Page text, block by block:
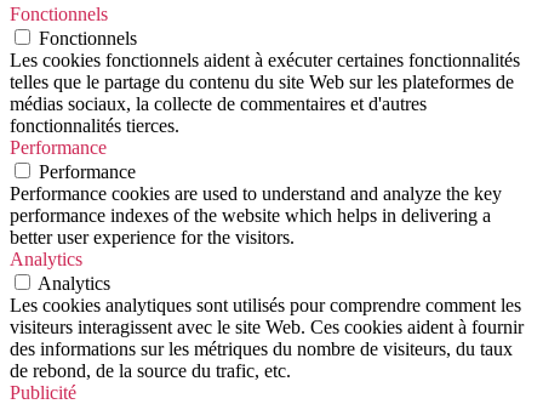
Fonctionnels
Fonctionnels
Les cookies fonctionnels aident à exécuter certaines fonctionnalités
telles que le partage du contenu du site Web sur les plateformes de
médias sociaux, la collecte de commentaires et d'autres
fonctionnalités tierces.
Performance
Performance
Performance cookies are used to understand and analyze the key
performance indexes of the website which helps in delivering a
better user experience for the visitors.
Analytics
Analytics
Les cookies analytiques sont utilisés pour comprendre comment les
visiteurs interagissent avec le site Web. Ces cookies aident à fournir
des informations sur les métriques du nombre de visiteurs, du taux
de rebond, de la source du trafic, etc.
Publicité